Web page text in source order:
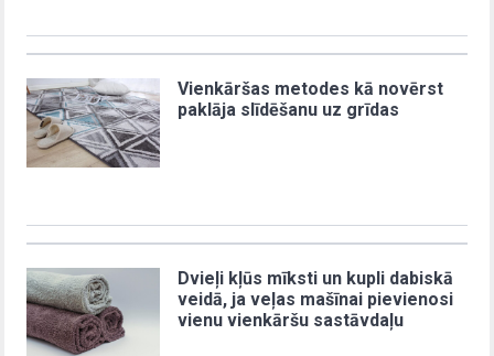
Vienkāršas metodes kā novērst
paklāja slīdēšanu uz grīdas
Dvieļi kļūs mīksti un kupli dabiskā
veidā, ja veļas mašīnai pievienosi
vienu vienkāršu sastāvdaļu